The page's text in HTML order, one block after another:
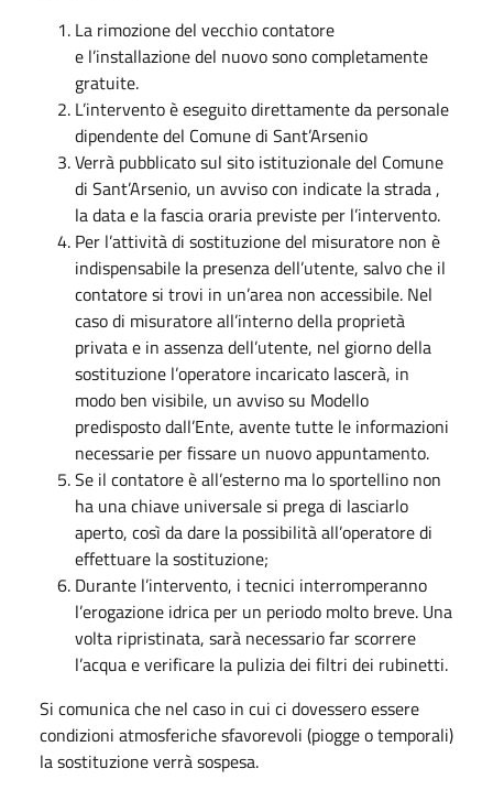
La rimozione del vecchio contatore
e l’installazione del nuovo sono completamente
gratuite.
L’intervento è eseguito direttamente da personale
dipendente del Comune di Sant’Arsenio
Verrà pubblicato sul sito istituzionale del Comune
di Sant’Arsenio, un avviso con indicate la strada ,
la data e la fascia oraria previste per l’intervento.
Per l’attività di sostituzione del misuratore non è
indispensabile la presenza dell’utente, salvo che il
contatore si trovi in un’area non accessibile. Nel
caso di misuratore all’interno della proprietà
privata e in assenza dell’utente, nel giorno della
sostituzione l’operatore incaricato lascerà, in
modo ben visibile, un avviso su Modello
predisposto dall’Ente, avente tutte le informazioni
necessarie per fissare un nuovo appuntamento.
Se il contatore è all’esterno ma lo sportellino non
ha una chiave universale si prega di lasciarlo
aperto, così da dare la possibilità all’operatore di
effettuare la sostituzione;
Durante l’intervento, i tecnici interromperanno
l’erogazione idrica per un periodo molto breve. Una
volta ripristinata, sarà necessario far scorrere
l’acqua e verificare la pulizia dei filtri dei rubinetti.
Si comunica che nel caso in cui ci dovessero essere
condizioni atmosferiche sfavorevoli (piogge o temporali)
la sostituzione verrà sospesa.